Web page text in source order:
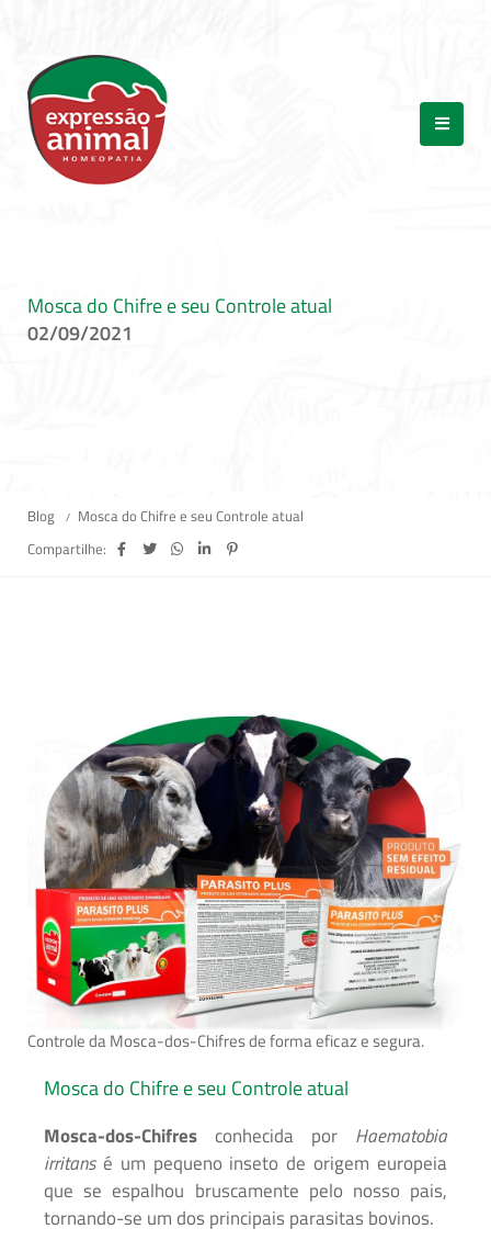
Mosca do Chifre e seu Controle atual
02/09/2021
Blog
Mosca do Chifre e seu Controle atual
Compartilhe:
Controle da Mosca-dos-Chifres de forma eficaz e segura.
Mosca do Chifre e seu Controle atual
Mosca-dos-Chifres conhecida por Haematobia
irritansé um pequeno inseto de origem europeia
que se espalhou bruscamente pelo nosso pais,
tornando-se um dos principais parasitas bovinos.